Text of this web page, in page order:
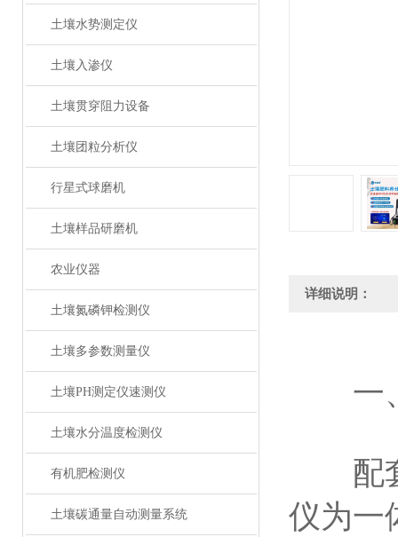
土壤水势测定仪
土壤入渗仪
土壤贯穿阻力设备
土壤团粒分析仪
行星式球磨机
土壤样品研磨机
农业仪器
土壤氮磷钾检测仪
土壤多参数测量仪
土壤PH测定仪速测仪
土壤水分温度检测仪
有机肥检测仪
土壤碳通量自动测量系统
详细说明：
一、
配套
仪为一